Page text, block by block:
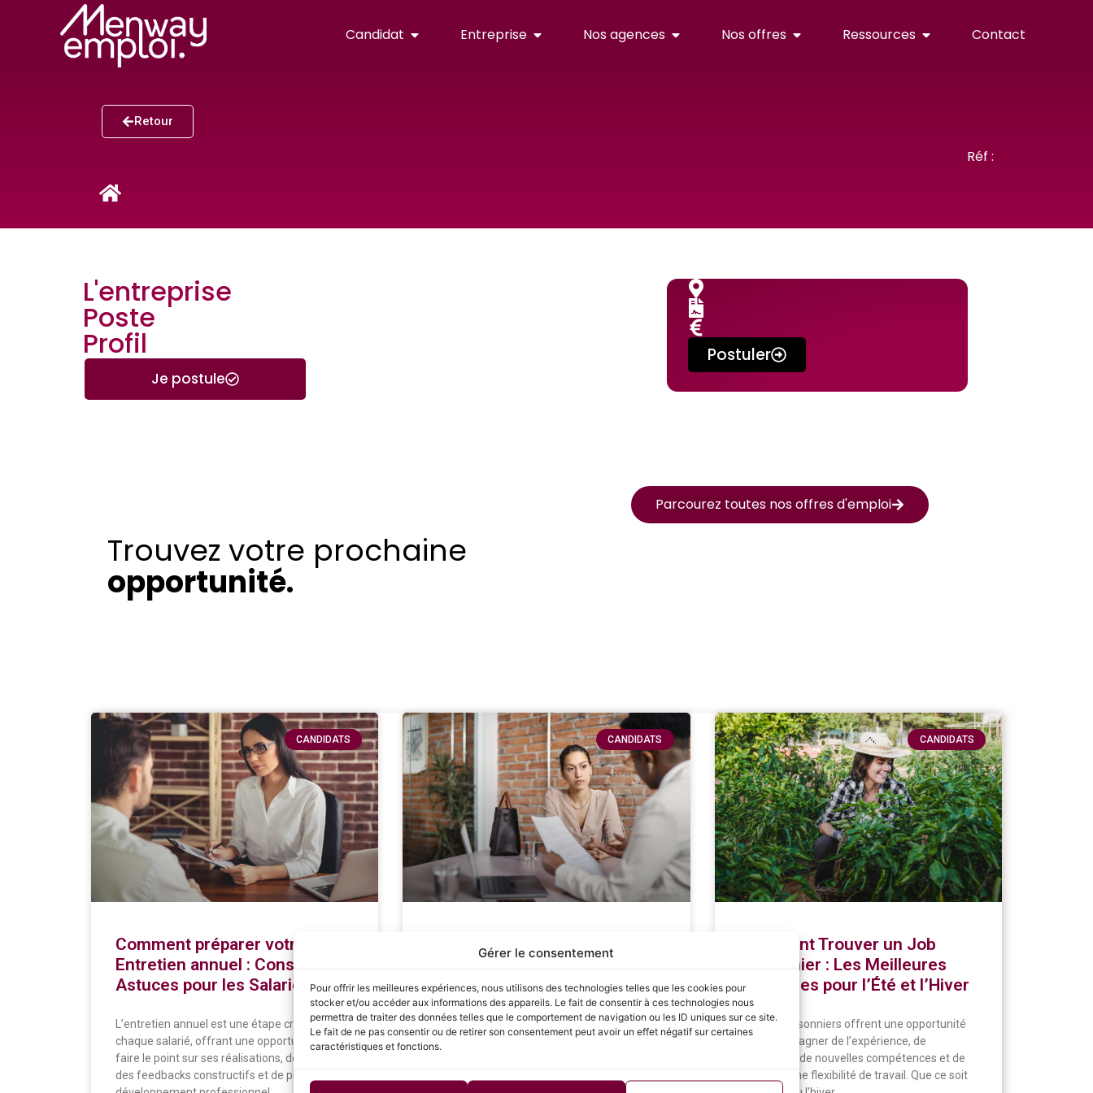
Gérer le consentement
Pour offrir les meilleures expériences, nous utilisons des technologies telles que les cookies pour
stocker et/ou accéder aux informations des appareils. Le fait de consentir à ces technologies nous
permettra de traiter des données telles que le comportement de navigation ou les ID uniques sur ce site.
Le fait de ne pas consentir ou de retirer son consentement peut avoir un effet négatif sur certaines
caractéristiques et fonctions.
Candidat Entreprise Nos agences Nos offres Ressources Contact
Retour
Réf :
L'entreprise
Poste
Profil
Je postule
Postuler
CANDIDATS
Comment préparer votre
Entretien annuel : Conseils et
Astuces pour les Salariés
L’entretien annuel est une étape cruciale pour
chaque salarié, offrant une opportunité de
faire le point sur ses réalisations, de recevoir
des feedbacks constructifs et de planifier son
CANDIDATS
Les étapes clés pour réussir
sa négociation salariale : Guide
complet pour les candidats
La négociation salariale est une étape cruciale
dans le processus de recrutement, souvent
CANDIDATS
Comment Trouver un Job
Saisonnier : Les Meilleures
Stratégies pour l’Été et l’Hiver
Les jobs saisonniers offrent une opportunité
unique de gagner de l’expérience, de
développer de nouvelles compétences et de
profiter d’une flexibilité de travail. Que ce soit
Trouvez votre prochaine
opportunité.
Parcourez toutes nos offres d'emploi